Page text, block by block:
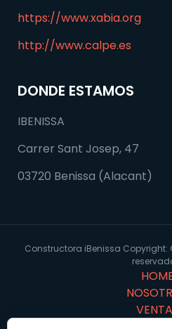
https://www.xabia.org
http://www.calpe.es
DONDE ESTAMOS
IBENISSA
Carrer Sant Josep, 47
03720 Benissa (Alacant)
Constructora iBenissa Copyright: